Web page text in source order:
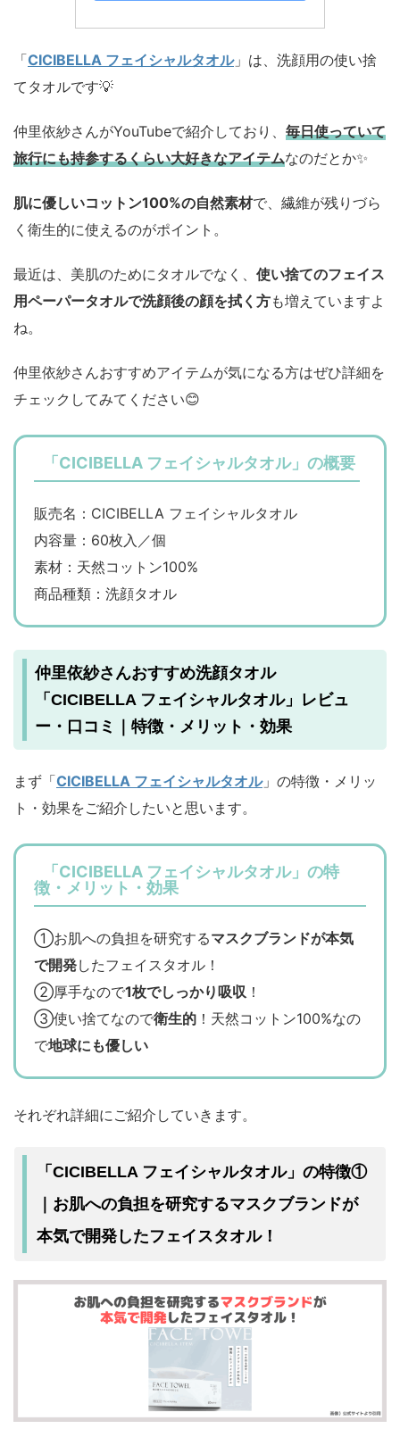
「CICIBELLA フェイシャルタオル」は、洗顔用の使い捨
てタオルです💡
仲里依紗さんがYouTubeで紹介しており、 毎日使っていて
旅行にも持参するくらい大好きなアイテムなのだとか✨
肌に優しいコットン100%の自然素材で、繊維が残りづら
く衛生的に使えるのがポイント。
最近は、美肌のためにタオルでなく、 使い捨てのフェイス
用ペーパータオルで洗顔後の顔を拭く方も増えていますよ
ね。
仲里依紗さんおすすめアイテムが気になる方はぜひ詳細を
チェックしてみてください😊
「CICIBELLA フェイシャルタオル」の概要
販売名：CICIBELLA フェイシャルタオル
内容量：60枚入／個
素材：天然コットン100%
商品種類：洗顔タオル
仲里依紗さんおすすめ洗顔タオル
「CICIBELLA フェイシャルタオル」レビュ
ー・口コミ｜特徴・メリット・効果
まず「CICIBELLA フェイシャルタオル」の特徴・メリッ
ト・効果をご紹介したいと思います。
「CICIBELLA フェイシャルタオル」の特
徴・メリット・効果
①お肌への負担を研究するマスクブランドが本気
で開発したフェイスタオル！
②厚手なので1枚でしっかり吸収 ！
③使い捨てなので衛生的 ！天然コットン100%なの
で地球にも優しい
それぞれ詳細にご紹介していきます。
「CICIBELLA フェイシャルタオル」の特徴①
｜お肌への負担を研究するマスクブランドが
本気で開発 したフェイスタオル！